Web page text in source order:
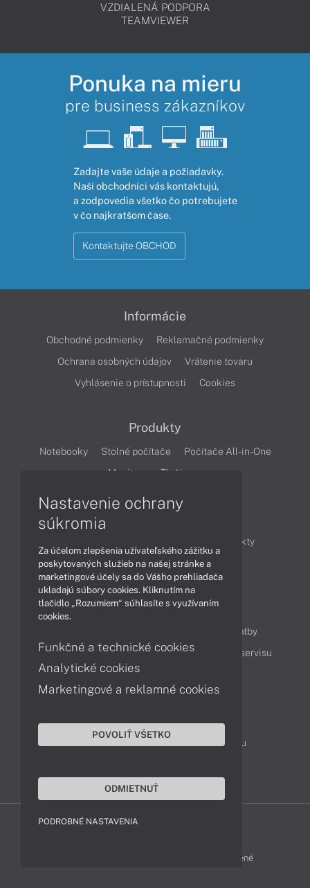
VZDIALENÁ PODPORA
TEAMVIEWER
Ponuka na mieru
pre business zákazníkov
Zadajte vaše údaje a požiadavky.
Naši obchodníci vás kontaktujú,
a zodpovedia všetko čo potrebujete
v čo najkratšom čase.
Kontaktujte OBCHOD
Informácie
Obchodné podmienky
Reklamačné podmienky
Ochrana osobných údajov
Vrátenie tovaru
Vyhlásenie o prístupnosti
Cookies
Produkty
Notebooky Stolné počítače
Počítače All-in-One
Monitory
Tlačiarne
Produkty
Technológie
Videá
Obsah
Možnosti doručenia a platby
Podpora a servis
Servisné služby Cenník servisu
Kontakty
043 4224 771
Obchodné oddelenie
Reklamácia tovaru
HP-SHOP © 2012 - 2026 Všetky práva vyhradené
Nastavenie ochrany
súkromia
Za účelom zlepšenia užívateľského zážitku a
poskytovaných služieb na našej stránke a
marketingové účely sa do Vášho prehliadača
ukladajú súbory cookies. Kliknutím na
tlačidlo „Rozumiem“ súhlasíte s využívaním
cookies.
Funkčné a technické cookies
Analytické cookies
Marketingové a reklamné cookies
POVOLIŤ VŠETKO
ODMIETNUŤ
PODROBNÉ NASTAVENIA